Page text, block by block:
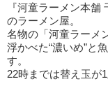
『河童ラーメン本
のラーメン屋。
名物の「河童ラーメ
浮かべた“濃いめ”と
す。
22時までは替え玉が